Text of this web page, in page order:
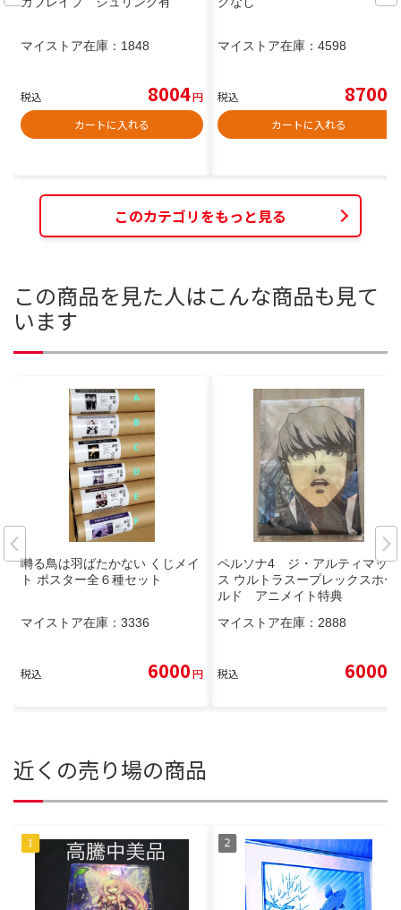
マイストア在庫： 1848
税込 8004円
カートに入れる
マイストア在庫： 4598
税込 8700
カートに入れる
このカテゴリをもっと見る
この商品を見た人はこんな商品も見て
います
囀る鳥は羽ばたかない くじメイ
ト ポスター全６種セット
マイストア在庫： 3336
税込 6000円
ペルソナ4 ジ・アルティマック
ス ウルトラスープレックスホー
ルド アニメイト特典
マイストア在庫： 2888
税込 6000
近くの売り場の商品